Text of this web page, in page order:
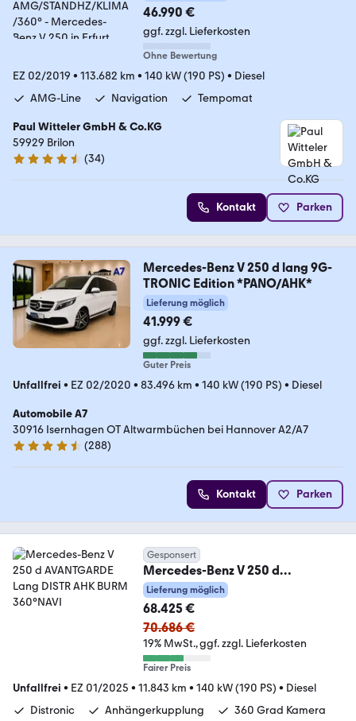
46.990 €
ggf. zzgl. Lieferkosten
Ohne Bewertung
EZ 02/2019 • 113.682 km • 140 kW (190 PS) • Diesel
AMG-Line
Navigation Tempomat
Paul Witteler GmbH & Co.KG
59929 Brilon
4.6 Sterne
(34)
Kontakt Parken
Mercedes-Benz V 250 d lang 9G-
TRONIC Edition *PANO/AHK*
Lieferung möglich
41.999 €
ggf. zzgl. Lieferkosten
Guter Preis
Unfallfrei • EZ 02/2020 • 83.496 km • 140 kW (190 PS) • Diesel
Automobile A7
30916 Isernhagen OT Altwarmbüchen bei Hannover A2/A7
4.7 Sterne
(288)
Kontakt Parken
Gesponsert
Mercedes-Benz V 250 d
AVANTGARDE Lang DISTR AHK
BURM 360°NAVI
Lieferung möglich
68.425 €
70.686 €
19% MwSt. ggf. zzgl. Lieferkosten
Fairer Preis
Unfallfrei • EZ 01/2025 • 11.843 km • 140 kW (190 PS) • Diesel
Distronic
Anhängerkupplung 360 Grad Kamera